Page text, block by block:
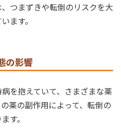
つまずきや転倒のリスクを大
ます。
の影響
を抱えていて、さまざまな薬
薬の副作用によって、転倒の
す。